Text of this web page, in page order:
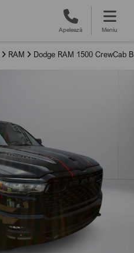
Apelează Meniu
RAM Dodge RAM 1500 CrewCab